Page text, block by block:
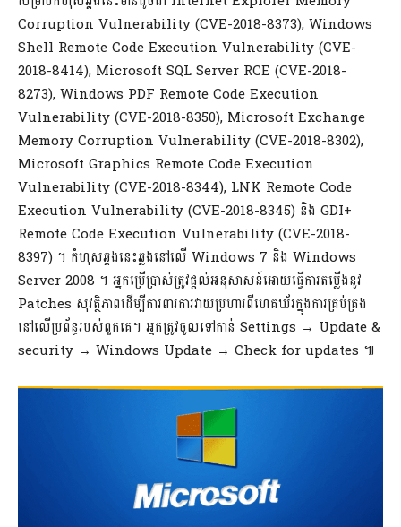
Corruption Vulnerability (CVE-2018-8373), Windows
Shell Remote Code Execution Vulnerability (CVE-
2018-8414), Microsoft SQL Server RCE (CVE-2018-
8273), Windows PDF Remote Code Execution
Vulnerability (CVE-2018-8350), Microsoft Exchange
Memory Corruption Vulnerability (CVE-2018-8302),
Microsoft Graphics Remote Code Execution
Vulnerability (CVE-2018-8344), LNK Remote Code
Execution Vulnerability (CVE-2018-8345) និង GDI+
Remote Code Execution Vulnerability (CVE-2018-
8397) ។ កំហុសឆ្គងនេះឆ្លងនៅលើ Windows 7 និង Windows
Server 2008 ។ អ្នកប្រើប្រាស់ត្រូវផ្តល់អនុសាសន៍អោយធ្វើការតម្លើងនូវ
Patches សុវត្ថិភាពដើម្បីការពារការវាយប្រហារពីហេគឃ័រក្នុងការគ្រប់គ្រង
នៅលើប្រព័ន្ធរបស់ពួកគេ។ អ្នកត្រូវចូលទៅកាន់ Settings → Update &
security → Windows Update → Check for updates ៕